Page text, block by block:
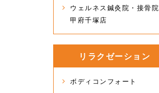
ウェルネス鍼灸院・接骨院
甲府千塚店
リラクゼーション
ボディコンフォート